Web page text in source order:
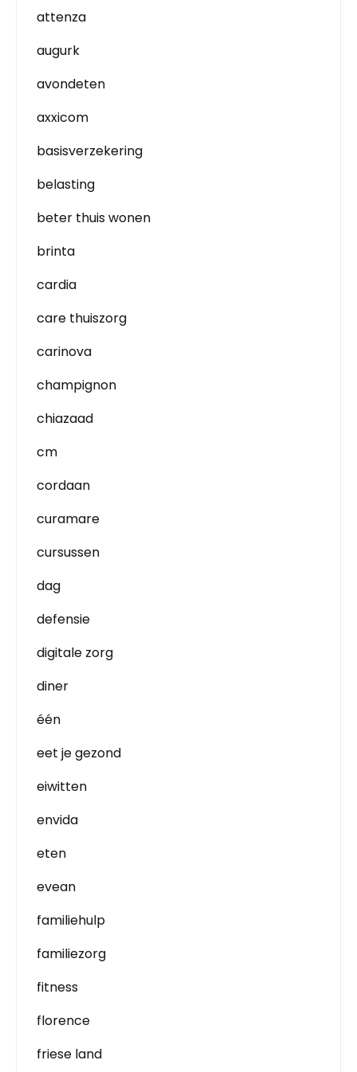
attenza
augurk
avondeten
axxicom
basisverzekering
belasting
beter thuis wonen
brinta
cardia
care thuiszorg
carinova
champignon
chiazaad
cm
cordaan
curamare
cursussen
dag
defensie
digitale zorg
diner
één
eet je gezond
eiwitten
envida
eten
evean
familiehulp
familiezorg
fitness
florence
friese land